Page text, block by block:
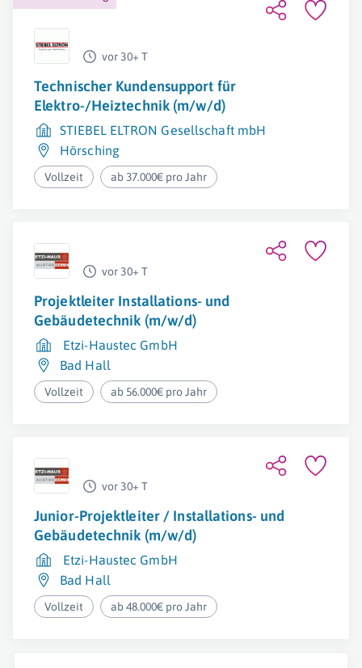
vor 30+ T
Technischer Kundensupport für
Elektro-/Heiztechnik (m/w/d)
STIEBEL ELTRON Gesellschaft mbH
Hörsching
Vollzeit ab 37.000€ pro Jahr
vor 30+ T
Projektleiter Installations- und
Gebäudetechnik (m/w/d)
Etzi-Haustec GmbH
Bad Hall
Vollzeit ab 56.000€ pro Jahr
vor 30+ T
Junior-Projektleiter / Installations- und
Gebäudetechnik (m/w/d)
Etzi-Haustec GmbH
Bad Hall
Vollzeit ab 48.000€ pro Jahr